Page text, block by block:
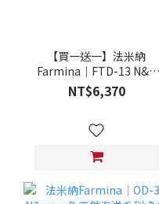
【買一送一】法米納
Farmina｜FTD-13 N&D
天然培育系列-全齡犬-頂級
鮭魚-潔牙顆粒 20KG §下
NT$6,370